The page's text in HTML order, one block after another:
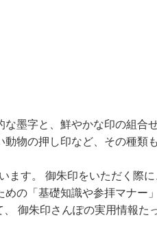
墨字と、鮮やかな印の組合
物の押し印など、その種類
ます。 御朱印をいただく際
の「基礎知識や参拝マナー
御朱印さんぽの実用情報た